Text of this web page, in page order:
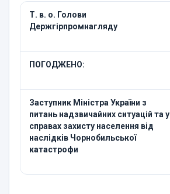
Т. в. о. Голови
Держгірпромнагляду
ПОГОДЖЕНО:
Заступник Міністра України з
питань надзвичайних ситуацій та у
справах захисту населення від
наслідків Чорнобильської
катастрофи